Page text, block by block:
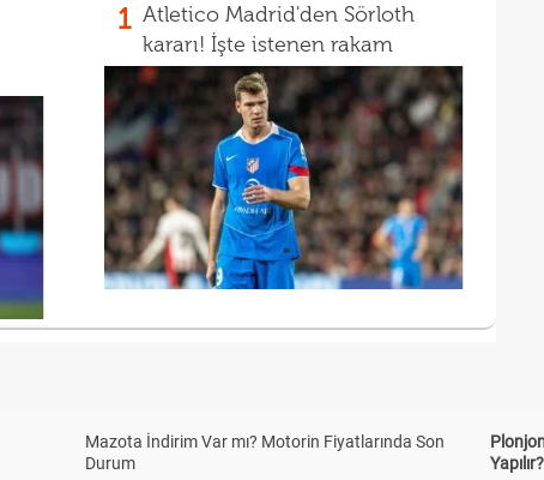
1 Atletico Madrid'den Sörloth
kararı! İşte istenen rakam
Mazota İndirim Var mı? Motorin Fiyatlarında Son
Durum
Yapılır?